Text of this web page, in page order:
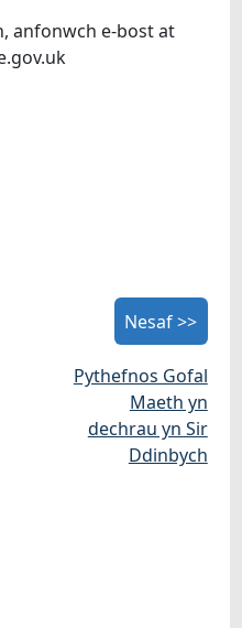
anfonwch e-bost at
Nesaf >>
Pythefnos Gofal
Maeth yn
dechrau yn Sir
Ddinbych